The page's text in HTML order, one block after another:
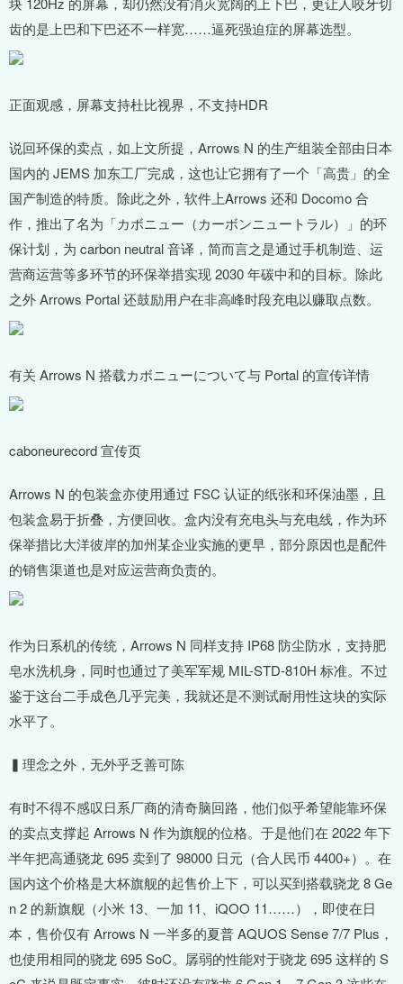
齿的是上巴和下巴还不一样宽……逼死强迫症的屏幕选型。
正面观感，屏幕支持杜比视界，不支持HDR
说回环保的卖点，如上文所提，Arrows N 的生产组装全部由日本
国内的 JEMS 加东工厂完成，这也让它拥有了一个「高贵」的全
国产制造的特质。除此之外，软件上Arrows 还和 Docomo 合
作，推出了名为「カボニュー（カーボンニュートラル）」的环
保计划，为 carbon neutral 音译，简而言之是通过手机制造、运
营商运营等多环节的环保举措实现 2030 年碳中和的目标。除此
之外 Arrows Portal 还鼓励用户在非高峰时段充电以赚取点数。
有关 Arrows N 搭载カボニューについて与 Portal 的宣传详情
caboneurecord 宣传页
Arrows N 的包装盒亦使用通过 FSC 认证的纸张和环保油墨，且
包装盒易于折叠，方便回收。盒内没有充电头与充电线，作为环
保举措比大洋彼岸的加州某企业实施的更早，部分原因也是配件
的销售渠道也是对应运营商负责的。
作为日系机的传统，Arrows N 同样支持 IP68 防尘防水，支持肥
皂水洗机身，同时也通过了美军军规 MIL-STD-810H 标准。不过
鉴于这台二手成色几乎完美，我就还是不测试耐用性这块的实际
水平了。
▍理念之外，无外乎乏善可陈
有时不得不感叹日系厂商的清奇脑回路，他们似乎希望能靠环保
的卖点支撑起 Arrows N 作为旗舰的位格。于是他们在 2022 年下
半年把高通骁龙 695 卖到了 98000 日元（合人民币 4400+）。在
国内这个价格是大杯旗舰的起售价上下，可以买到搭载骁龙 8 Ge
n 2 的新旗舰（小米 13、一加 11、iQOO 11……），即使在日
本，售价仅有 Arrows N 一半多的夏普 AQUOS Sense 7/7 Plus，
也使用相同的骁龙 695 SoC。孱弱的性能对于骁龙 695 这样的 S